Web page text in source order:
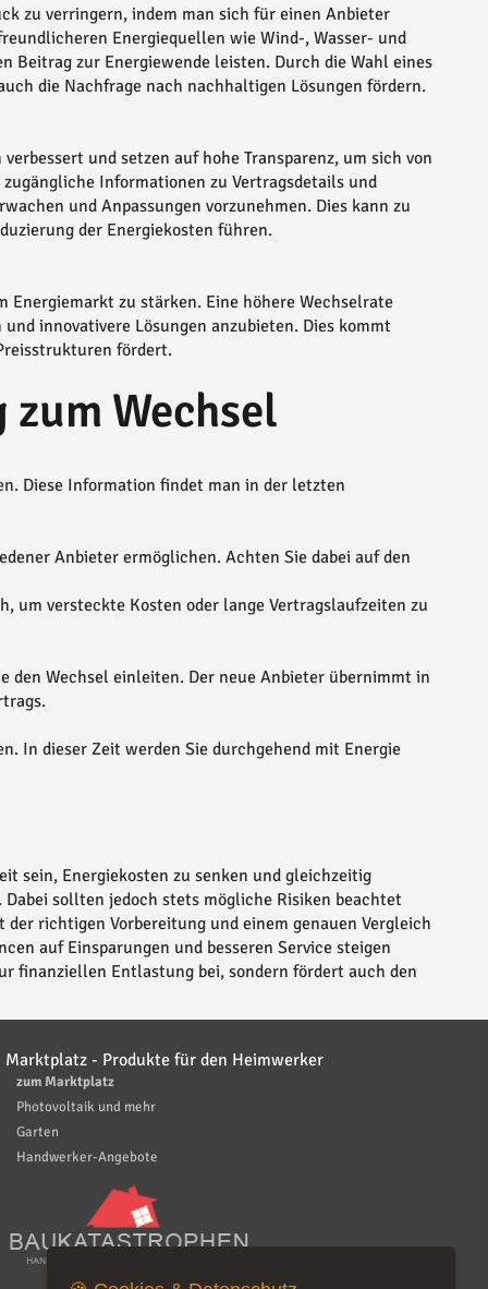
zu verringern, indem man sich für einen Anbieter
Energiequellen wie Wind-, Wasser- und
Beitrag zur Energiewende leisten. Durch die Wahl eines
die Nachfrage nach nachhaltigen Lösungen fördern.
und setzen auf hohe Transparenz, um sich von
Informationen zu Vertragsdetails und
und Anpassungen vorzunehmen. Dies kann zu
der Energiekosten führen.
Energiemarkt zu stärken. Eine höhere Wechselrate
innovativere Lösungen anzubieten. Dies kommt
fördert.
Wechsel
Diese Information findet man in der letzten
Anbieter ermöglichen. Achten Sie dabei auf den
um versteckte Kosten oder lange Vertragslaufzeiten zu
den Wechsel einleiten. Der neue Anbieter übernimmt in
In dieser Zeit werden Sie durchgehend mit Energie
sein, Energiekosten zu senken und gleichzeitig
sollten jedoch stets mögliche Risiken beachtet
richtigen Vorbereitung und einem genauen Vergleich
auf Einsparungen und besseren Service steigen
finanziellen Entlastung bei, sondern fördert auch den
Marktplatz - Produkte für den Heimwerker
zum Marktplatz
Photovoltaik und mehr
Garten
Handwerker-Angebote